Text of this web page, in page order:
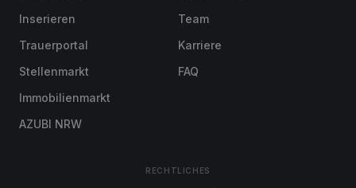
Inserieren
Trauerportal
Stellenmarkt
Immobilienmarkt
AZUBI NRW
Team
Karriere
FAQ
RECHTLICHES